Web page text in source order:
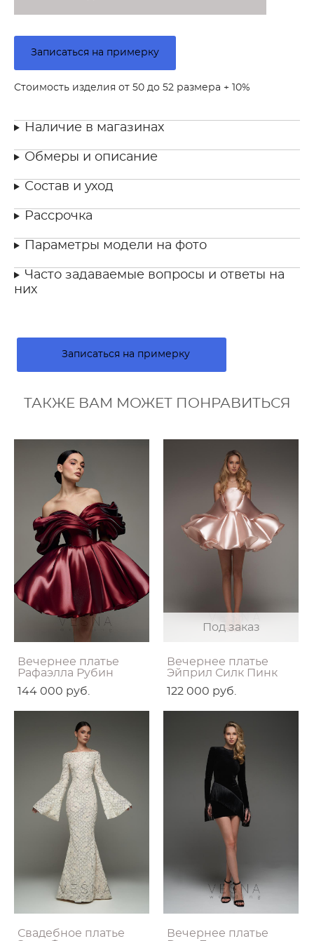
Записаться на примерку
Стоимость изделия от 50 до 52 размера + 10%
Наличие в магазинах
Обмеры и описание
Состав и уход
Рассрочка
Параметры модели на фото
Часто задаваемые вопросы и ответы на
них
Записаться на примерку
ТАКЖЕ ВАМ МОЖЕТ ПОНРАВИТЬСЯ
Вечернее платье
Рафаэлла Рубин
144 000 pуб.
Под заказ
Вечернее платье
Эйприл Силк Пинк
122 000 pуб.
Свадебное платье
Вечернее платье